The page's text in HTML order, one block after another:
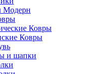
Модерн
Ковры
Ковры
и шапки